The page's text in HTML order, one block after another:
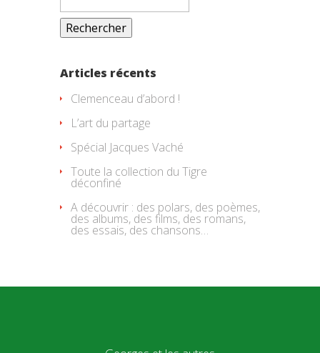
Articles récents
Clemenceau d’abord !
L’art du partage
Spécial Jacques Vaché
Toute la collection du Tigre
déconfiné
A découvrir : des polars, des poèmes,
des albums, des films, des romans,
des essais, des chansons…